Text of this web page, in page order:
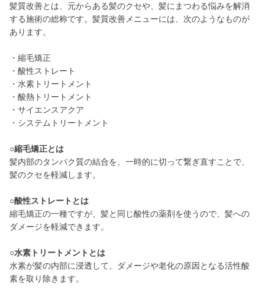
髪質改善とは、元からある髪のクセや、髪にまつわる悩みを解消
する施術の総称です。髪質改善メニューには、次のようなものが
あります。
・縮毛矯正
・酸性ストレート
・水素トリートメント
・酸熱トリートメント
・サイエンスアクア
・システムトリートメント
○縮毛矯正とは
髪内部のタンパク質の結合を、一時的に切って繋ぎ直すことで、
髪のクセを軽減します。
○酸性ストレートとは
縮毛矯正の一種ですが、髪と同じ酸性の薬剤を使うので、髪への
ダメージを軽減できます。
○水素トリートメントとは
水素が髪の内部に浸透して、ダメージや老化の原因となる活性酸
素を取り除きます。